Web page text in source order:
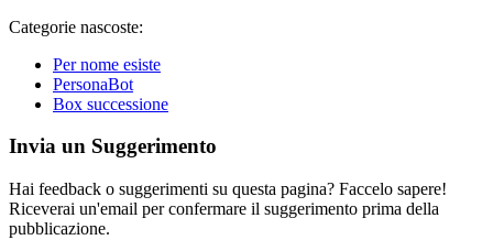
Categorie nascoste:
Per nome esiste
PersonaBot
Box successione
Invia un Suggerimento
Hai feedback o suggerimenti su questa pagina? Faccelo sapere!
Riceverai un'email per confermare il suggerimento prima della
pubblicazione.